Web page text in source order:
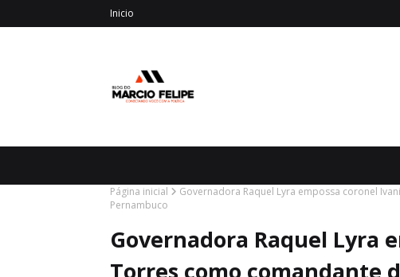
Inicio
Página inicial
Governadora Raquel Lyra empossa coronel
Pernambuco
Governadora Raquel Lyra
Torres como comandante